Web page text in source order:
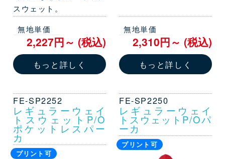
スウェット。
無地単価
2,227円～ (税込)
もっと詳しく
無地単価
2,310円～ (税込)
もっと詳しく
FE-SP2252
レギュラーウェイ
トスウェットP/O
ポケットレスパー
カ
プリント可
FE-SP2250
レギュラーウェイ
トスウェットP/Oパ
ーカ
プリント可